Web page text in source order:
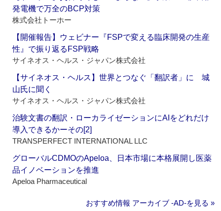
発電機で万全のBCP対策
株式会社トーホー
【開催報告】ウェビナー『FSPで変える臨床開発の生産
性』で振り返るFSP戦略
サイネオス・ヘルス・ジャパン株式会社
【サイネオス・ヘルス】世界とつなぐ「翻訳者」に 城
山氏に聞く
サイネオス・ヘルス・ジャパン株式会社
治験文書の翻訳・ローカライゼーションにAIをどれだけ
導入できるかーその[2]
TRANSPERFECT INTERNATIONAL LLC
グローバルCDMOのApeloa、日本市場に本格展開し医薬
品イノベーションを推進
Apeloa Pharmaceutical
おすすめ情報 アーカイブ ‐AD‐を見る »